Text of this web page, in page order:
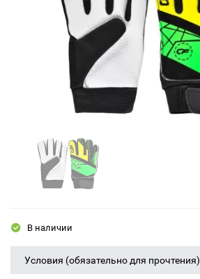
В наличии
Условия (обязательно для прочтения)